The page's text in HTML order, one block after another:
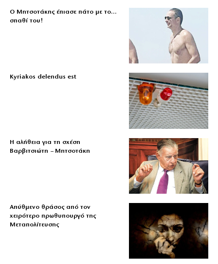
Ο Μητσοτάκης έπιασε πάτο με το…
σπαθί του!
Kyriakos delendus est
Η αλήθεια για τη σχέση
Βαρβιτσιώτη – Μητσοτάκη
Απύθμενο θράσος από τον
χειρότερο πρωθυπουργό της
Μεταπολίτευσης